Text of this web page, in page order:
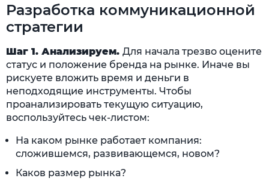
Разработка коммуникационной
стратегии
Шаг 1. Анализируем. Для начала трезво оцените
статус и положение бренда на рынке. Иначе вы
рискуете вложить время и деньги в
неподходящие инструменты. Чтобы
проанализировать текущую ситуацию,
воспользуйтесь чек-листом:
На каком рынке работает компания:
сложившемся, развивающемся, новом?
Каков размер рынка?